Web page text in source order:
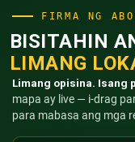
FIRMA NG
BISITAHIN
LIMANG
Limang opisina. Isang
mapa ay live — i-drag
para mabasa ang mga